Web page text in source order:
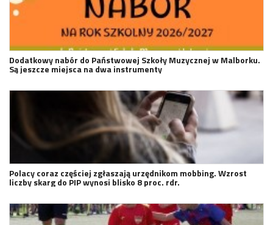
Dodatkowy nabór do Państwowej Szkoły Muzycznej w Malborku.
Są jeszcze miejsca na dwa instrumenty
Polacy coraz częściej zgłaszają urzędnikom mobbing. Wzrost
liczby skarg do PIP wynosi blisko 8 proc. rdr.